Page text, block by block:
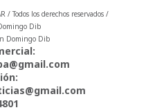
Todos los derechos reservados /
Dib
Domingo Dib